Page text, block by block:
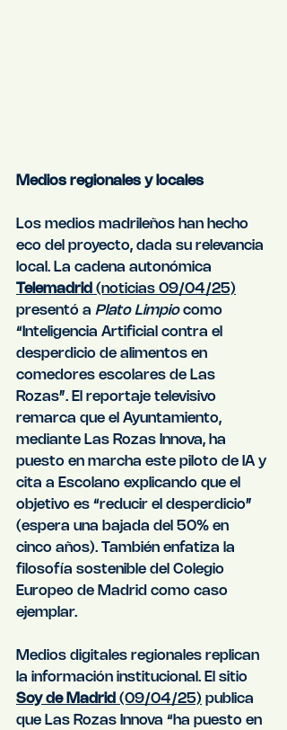
Medios regionales y locales
Los medios madrileños han hecho
eco del proyecto, dada su relevancia
local. La cadena autonómica
Telemadrid (noticias 09/04/25)
presentó a Plato Limpio como
“Inteligencia Artificial contra el
desperdicio de alimentos en
comedores escolares de Las
Rozas”. El reportaje televisivo
remarca que el Ayuntamiento,
mediante Las Rozas Innova, ha
puesto en marcha este piloto de IA y
cita a Escolano explicando que el
objetivo es “reducir el desperdicio”
(espera una bajada del 50% en
cinco años). También enfatiza la
filosofía sostenible del Colegio
Europeo de Madrid como caso
ejemplar.
Medios digitales regionales replican
la información institucional. El sitio
Soy de Madrid (09/04/25) publica
que Las Rozas Innova “ha puesto en